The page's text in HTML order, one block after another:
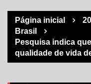
Página inicial
Brasil
Pesquisa indica
qualidade de vida